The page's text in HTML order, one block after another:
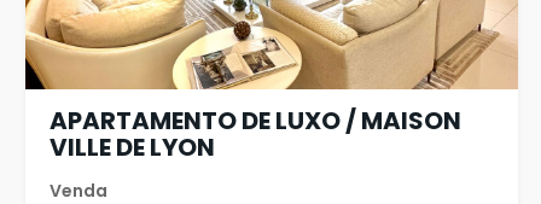
APARTAMENTO DE LUXO / MAISON
VILLE DE LYON
Venda